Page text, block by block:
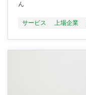
ん
サービス 上場企業